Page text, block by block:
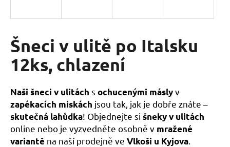
Šneci v ulitě po Italsku
12ks, chlazení
Naši šneci v ulitách s ochucenými máslyv
zapékacích miskách jsou tak, jak je dobře znáte –
skutečná lahůdka! Objednejte si šneky v ulitách
online nebo je vyzvedněte osobně v mražené
variantě na naší prodejně ve Vlkoši u Kyjova
í
t
?
HLEDAT